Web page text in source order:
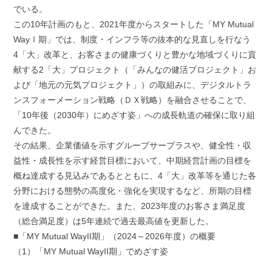
でいる。
この10年計画のもと、2021年度からスタートした「MY Mutual
WayⅠ期」では、制度・インフラ等の抜本的な見直しを行なう
4「大」改革と、お客さまの健康づくりと豊かな地域づくりに貢
献する2「大」プロジェクト（「みんなの健活プロジェクト」お
よび「地元の元気プロジェクト」）の取組みに、デジタルトラ
ンスフォーメーション戦略（ＤＸ戦略）を融合させることで、
「10年後（2030年）にめざす姿」への成長軌道の確保に取り組
んできた。
その結果、企業価値を示すグループサープラスや、健全性・収
益性・成長性を示す経営目標において、中期経営計画の目標を
概ね達成する見込みであるとともに、4「大」改革等を通じた各
分野における態勢の高度化・強化を実現するなど、所期の目標
を達成することができた。また、2023年度のお客さま満足度
（総合満足度）は5年連続で過去最高値を更新した。
■「MY Mutual WayII期」（2024～2026年度）の概要
（1）「MY Mutual WayII期」でめざす姿